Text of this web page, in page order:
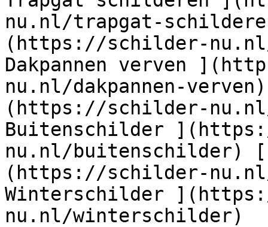
nu.nl/trapgat-
(https://schilder-
Dakpannen verven
nu.nl/dakpannen-
(https://schilder-
Buitenschilder
nu.nl/buitenschilder)
(https://schilder-
Winterschilder
nu.nl/winterschilder)